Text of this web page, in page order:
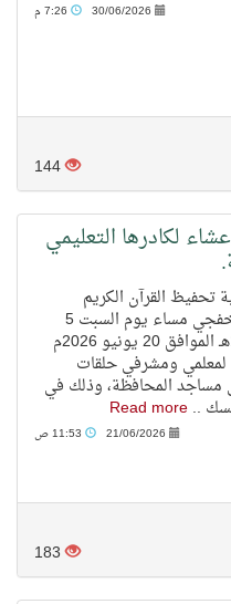
30/06/2026
144
لكادرها التعليمي
تحفيظ القرآن الكريم
بمحافظة الخفجي مساء يوم السبت 5
محرم 1448هـ الموافق 20 يونيو 2026م
لمعلمي ومشرفي حلقات
مساجد المحافظة، وذلك في
..
Read more
21/06/2026
183